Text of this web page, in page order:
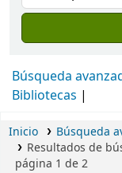
Búsqueda
Bibliotecas
Inicio
Búsqueda
Resultados de
página 1 de 2